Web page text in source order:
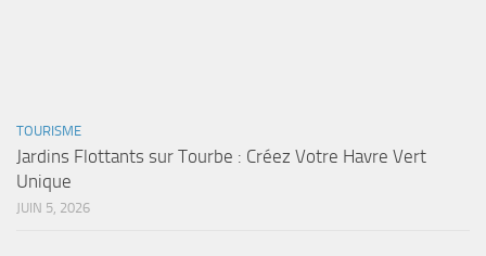
TOURISME
Jardins Flottants sur Tourbe : Créez Votre Havre Vert
Unique
JUIN 5, 2026